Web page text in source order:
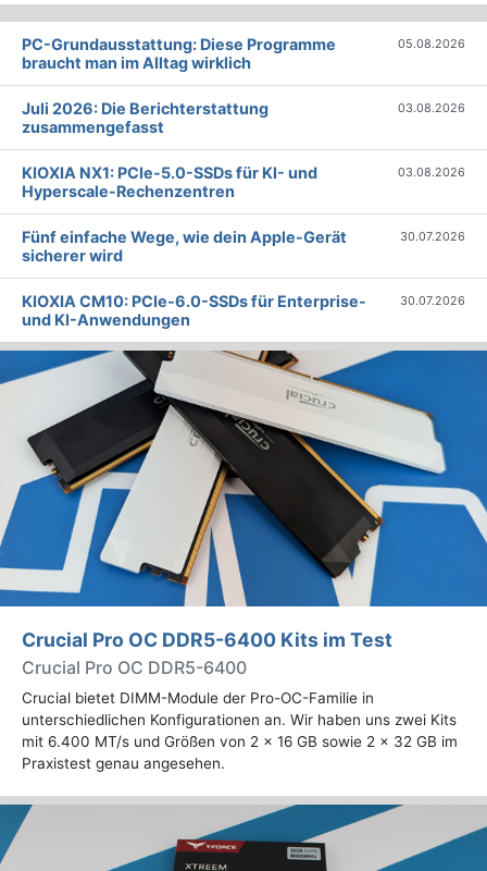
PC-Grundausstattung: Diese Programme
braucht man im Alltag wirklich
05.08.2026
Juli 2026: Die Bericht­erstattung
zusammengefasst
03.08.2026
KIOXIA NX1: PCIe-5.0-SSDs für KI- und
Hyperscale-Rechenzentren
03.08.2026
Fünf einfache Wege, wie dein Apple-Gerät
sicherer wird
30.07.2026
KIOXIA CM10: PCIe-6.0-SSDs für Enterprise-
und KI-Anwendungen
30.07.2026
Crucial Pro OC DDR5-6400 Kits im Test
Crucial Pro OC DDR5-6400
Crucial bietet DIMM-Module der Pro-OC-Familie in
unterschiedlichen Konfigurationen an. Wir haben uns zwei Kits
mit 6.400 MT/s und Größen von 2 x 16 GB sowie 2 x 32 GB im
Praxistest genau angesehen.